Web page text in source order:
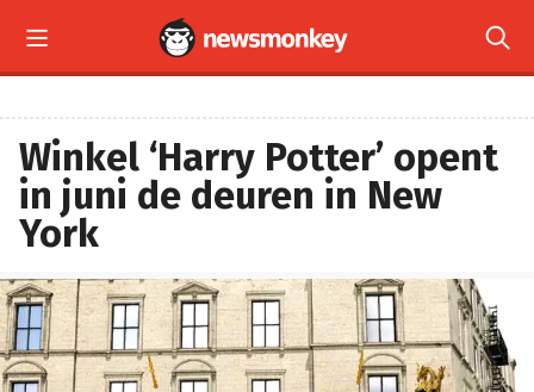
 
Winkel ‘Harry Potter’ opent
in juni de deuren in New
York